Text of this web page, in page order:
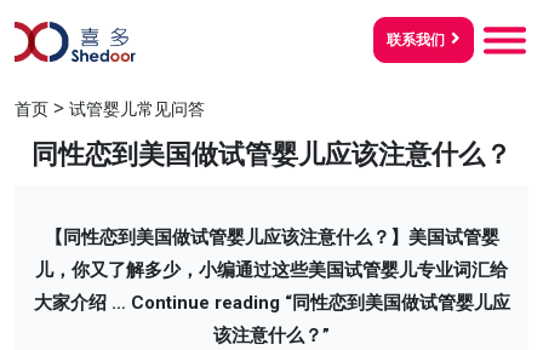
联系我们
首页 > 试管婴儿常见问答
同性恋到美国做试管婴儿应该注意什么？
【同性恋到美国做试管婴儿应该注意什么？】美国试管婴
儿，你又了解多少，小编通过这些美国试管婴儿专业词汇给
大家介绍 … Continue reading“同性恋到美国做试管婴儿应
该注意什么？”